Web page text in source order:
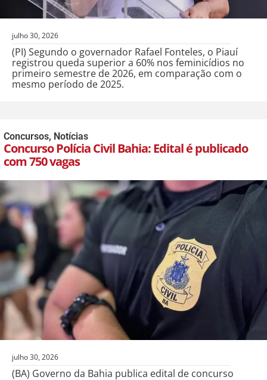
julho 30, 2026
(PI) Segundo o governador Rafael Fonteles, o Piauí
registrou queda superior a 60% nos feminicídios no
primeiro semestre de 2026, em comparação com o
mesmo período de 2025.
Concursos, Notícias
Concurso Polícia Civil Bahia: Edital é publicado
com 750 vagas
julho 30, 2026
(BA) Governo da Bahia publica edital de concurso